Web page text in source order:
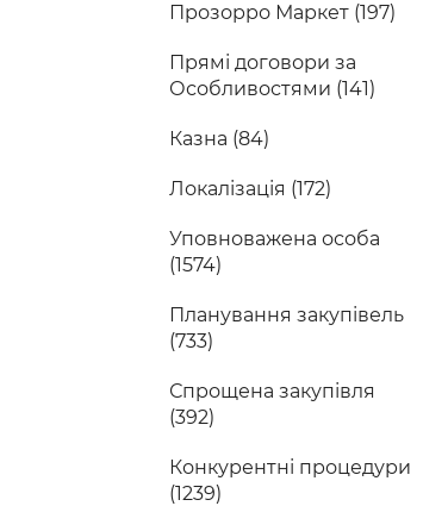
Прозорро Маркет (197)
Прямі договори за
Особливостями (141)
Казна (84)
Локалізація (172)
Уповноважена особа
(1574)
Планування закупівель
(733)
Спрощена закупівля
(392)
Конкурентні процедури
(1239)